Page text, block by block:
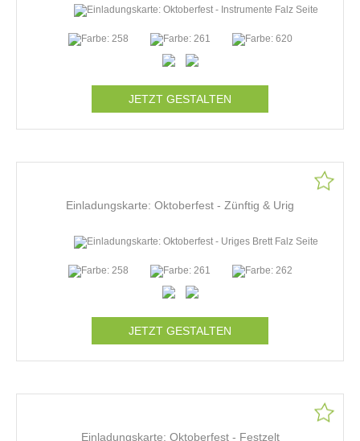
JETZT GESTALTEN
Einladungskarte: Oktoberfest - Zünftig & Urig
JETZT GESTALTEN
Einladungskarte: Oktoberfest - Festzelt